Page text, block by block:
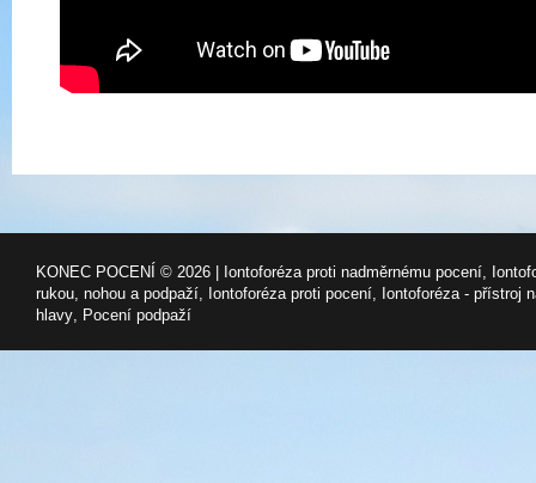
KONEC POCENÍ © 2026 | Iontoforéza proti nadměrnému pocení,
rukou, nohou a podpaží, Iontoforéza proti pocení, Iontoforéza - přístroj
hlavy, Pocení podpaží